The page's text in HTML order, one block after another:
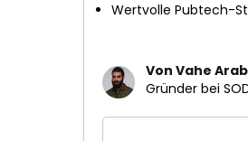
Wertvolle Pubtech-
Von Vahe
Gründer bei